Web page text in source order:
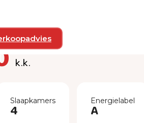
29
ET, ALMERE
k.k.
Slaapkamers
4
Energielabel
A